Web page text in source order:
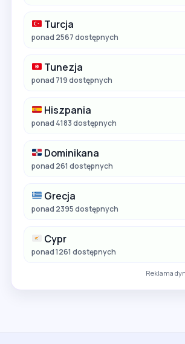
Turcja
ponad 2567 dostępnych
Tunezja
ponad 719 dostępnych
Hiszpania
ponad 4183 dostępnych
Dominikana
ponad 261 dostępnych
Grecja
ponad 2395 dostępnych
Cypr
ponad 1261 dostępnych
Reklama